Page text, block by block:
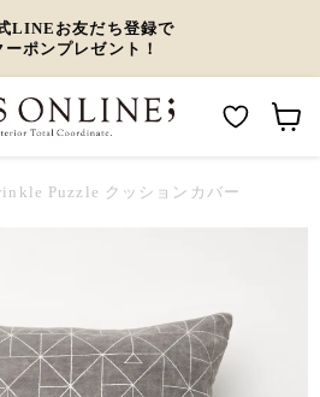
LINEお友だち登録で
ポンプレゼント！
h
l
Puzzle クッションカバー